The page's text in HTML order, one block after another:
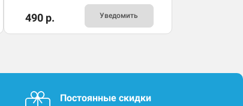
490 р. Уведомить
Постоянные скидки